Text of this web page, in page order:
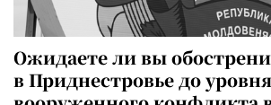
Ожидаете ли вы
в Приднестровье до уровня